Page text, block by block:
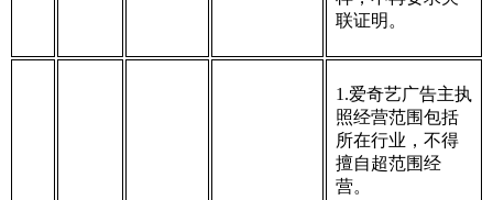
联证明。
1.爱奇艺广告主执
照经营范围包括
所在行业，不得
擅自超范围经
营。